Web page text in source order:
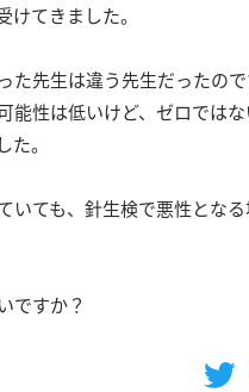
けてきました。
た先生は違う先生だったの
能性は低いけど、ゼロではな
。
いても、針生検で悪性とな
ですか？